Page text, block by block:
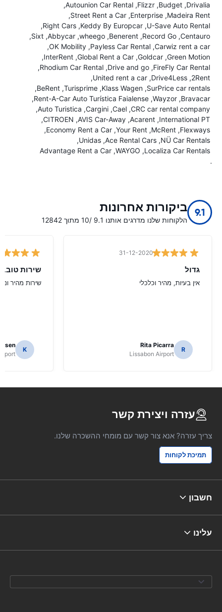
Drivalia
Budget
Flizzr
Autounion Car Rental
Madeira Rent
Enterprise
Street Rent a Car
U-Save Auto Rental
Keddy By Europcar
Right Cars
Centauro
Record Go
Benerent
wheego
Abbycar
Sixt
Carwiz rent a car
Payless Car Rental
OK Mobility
Green Motion
Goldcar
Global Rent a Car
InterRent
FireFly Car Rental
Drive and go
Rhodium Car Rental
2Rent
Drive4Less
United rent a car
SurPrice car rentals
Klass Wagen
Turisprime
BeRent
Bravacar
Wayzor
Rent-A-Car Auto Turística Faialense
CRC car rental company
Cael
Cargini
Auto Turistica
International PT
Acarent
AVIS Car-Away
CITROEN
Flexways
McRent
Your Rent
Economy Rent a Car
NÜ Car Rentals
Ace Rental Cars
Unidas
Localiza Car Rentals
WAYGO
Advantage Rent a Car
.
9.1 ביקורות אחרונות
הלקוחות שלנו מדרגים אותנו 9.1 /10 מתוך 12842
31-12-2020
גדול
אין בעיות, מהיר וכלכלי
R
Rita Picarra
Lissabon Airport
שירות טוב.
שירות מהיר
K
עזרה ויצירת קשר
צריך עזרה? אנא צור קשר עם מומחי ההשכרה שלנו.
תמיכת לקוחות
חשבון
עלינו